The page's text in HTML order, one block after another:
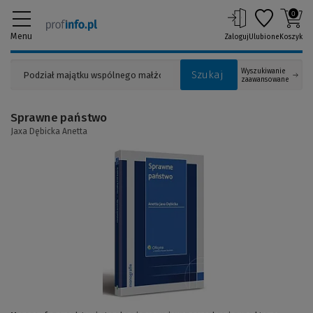
Menu
Szukaj
Wyszukiwanie
zaawansowane
ZalogujUlubione
0
Koszyk
Sprawne państwo
Jaxa Dębicka Anetta